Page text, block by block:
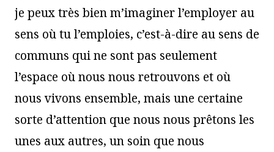
je peux très bien m’imaginer l’employer au
sens où tu l’emploies, c’est-à-dire au sens de
communs qui ne sont pas seulement
l’espace où nous nous retrouvons et où
nous vivons ensemble, mais une certaine
sorte d’attention que nous nous prêtons les
unes aux autres, un soin que nous